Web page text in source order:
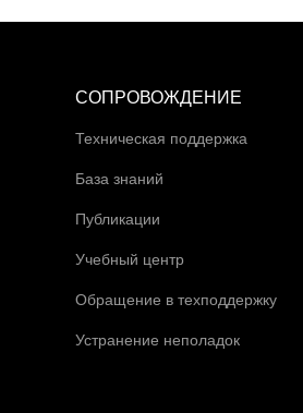
СОПРОВОЖДЕНИЕ
Техническая поддержка
База знаний
Публикации
Учебный центр
Обращение в техподдержку
Устранение неполадок